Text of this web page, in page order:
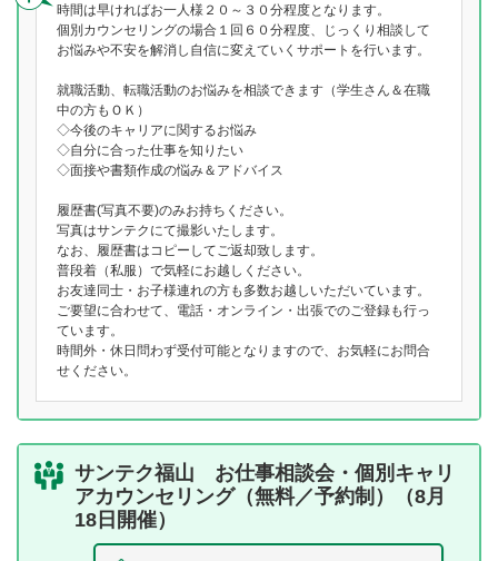
時間は早ければお一人様２０～３０分程度となります。
個別カウンセリングの場合１回６０分程度、じっくり相談して
お悩みや不安を解消し自信に変えていくサポートを行います。
就職活動、転職活動のお悩みを相談できます（学生さん＆在職
中の方もＯＫ）
◇今後のキャリアに関するお悩み
◇自分に合った仕事を知りたい
◇面接や書類作成の悩み＆アドバイス
履歴書(写真不要)のみお持ちください。
写真はサンテクにて撮影いたします。
なお、履歴書はコピーしてご返却致します。
普段着（私服）で気軽にお越しください。
お友達同士・お子様連れの方も多数お越しいただいています。
ご要望に合わせて、電話・オンライン・出張でのご登録も行っ
ています。
時間外・休日問わず受付可能となりますので、お気軽にお問合
せください。
サンテク福山 お仕事相談会・個別キャリ
アカウンセリング（無料／予約制）（8月
18日開催）